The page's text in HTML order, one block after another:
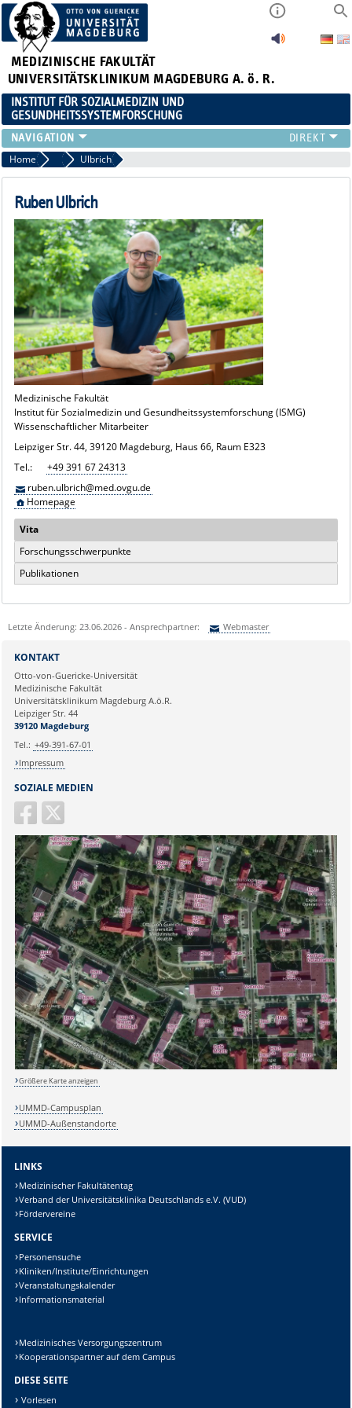
MEDIZINISCHE FAKULTÄT
UNIVERSITÄTSKLINIKUM MAGDEBURG A. ö. R.
INSTITUT FÜR SOZIALMEDIZIN UND
GESUNDHEITSSYSTEMFORSCHUNG
LEHRE
UNSER INSTITUT
TEAM
PUBLIKATIONEN
STELLENANGEBOTE
QUALIFIKATIONSARBEITEN
Home Team Ulbrich
Ruben Ulbrich
Medizinische Fakultät
Institut für Sozialmedizin und Gesundheitssystemforschung (ISMG)
Wissenschaftlicher Mitarbeiter
Leipziger Str. 44, 39120 Magdeburg, Haus 66, Raum E323
Tel.:
+49 391 67 24313
ruben.ulbrich@med.ovgu.de
Homepage
Vita
Forschungsschwerpunkte
Publikationen
Letzte Änderung: 23.06.2026 - Ansprechpartner: Webmaster
Ihre E-Mailadresse:
Ihr Anliegen:
Sicherheitsabfrage:
Lösung:
SOZIALE MEDIEN
KONTAKT
Otto-von-Guericke-Universität
Medizinische Fakultät
Universitätsklinikum Magdeburg A.ö.R.
Leipziger Str. 44
39120 Magdeburg
Tel.: +49-391-67-01
Impressum
Größere Karte anzeigen
UMMD-Campusplan
UMMD-Außenstandorte
LINKS
Medizinischer Fakultätentag
Verband der Universitätsklinika Deutschlands e.V. (VUD)
Fördervereine
SERVICE
Personensuche
Kliniken/Institute/Einrichtungen
Veranstaltungskalender
Informationsmaterial
Medizinisches Versorgungszentrum
Kooperationspartner auf dem Campus
DIESE SEITE
Vorlesen